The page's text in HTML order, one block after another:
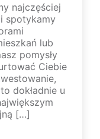
najczęściej
spotykamy
lub
pomysły
Ciebie
dokładnie u
[…]